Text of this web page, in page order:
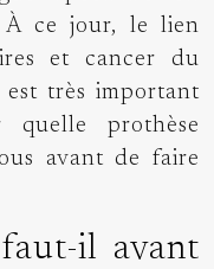
À ce jour, le lien
et cancer du
est très important
quelle prothèse
avant de faire
il avant